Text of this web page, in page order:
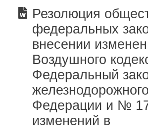
Резолюция
федеральных
внесении
Воздушного
Федеральный
Федерации и №
изменений в